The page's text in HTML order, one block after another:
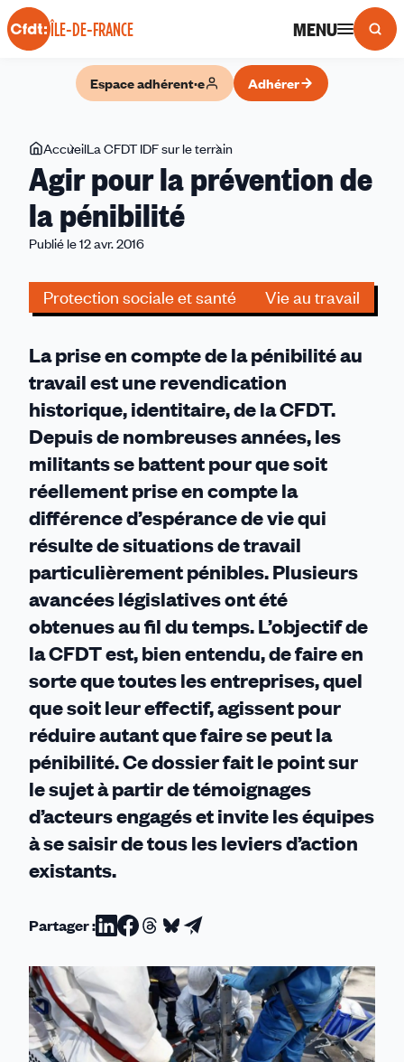
Panneau de gestion des cookies
ÎLE-DE-FRANCE MENU
Espace adhérent·e Adhérer
Vous
êtes
ici
AccueilLa CFDT IDF sur le terrain
pour
pénibilité
Agir pour la prévention de
la pénibilité
Publié le 12 avr. 2016
Protection sociale et santé Vie au travail
La prise en compte de la pénibilité au
travail est une revendication
historique, identitaire, de la CFDT.
Depuis de nombreuses années, les
militants se battent pour que soit
réellement prise en compte la
différence d’espérance de vie qui
résulte de situations de travail
particulièrement pénibles. Plusieurs
avancées législatives ont été
obtenues au fil du temps. L’objectif de
la CFDT est, bien entendu, de faire en
sorte que toutes les entreprises, quel
que soit leur effectif, agissent pour
réduire autant que faire se peut la
pénibilité. Ce dossier fait le point sur
le sujet à partir de témoignages
d’acteurs engagés et invite les équipes
à se saisir de tous les leviers d’action
existants.
Partager :Partager
Linkedin
Partager
sur
Facebook
Partager
sur
Threads
Partager
sur
Bluesky
Partager
par
email